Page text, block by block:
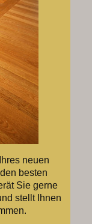
neuen
besten
Sie gerne
stellt Ihnen